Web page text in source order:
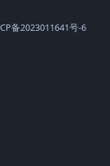
备2023011641号-6